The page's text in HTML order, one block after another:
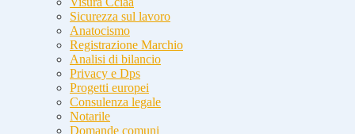
Sicurezza sul lavoro
Anatocismo
Registrazione Marchio
Analisi di bilancio
Privacy e Dps
Progetti europei
Consulenza legale
Notarile
Domande comuni